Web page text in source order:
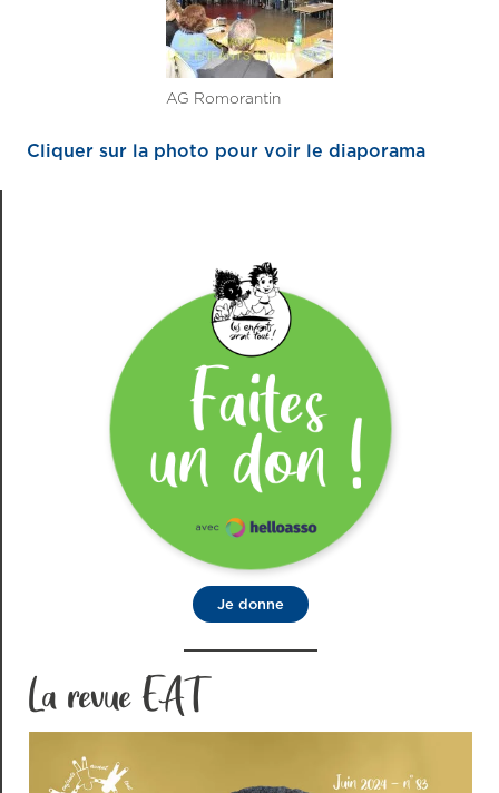
AG Romorantin
Cliquer sur la photo pour voir le diaporama
Je donne
La revue EAT